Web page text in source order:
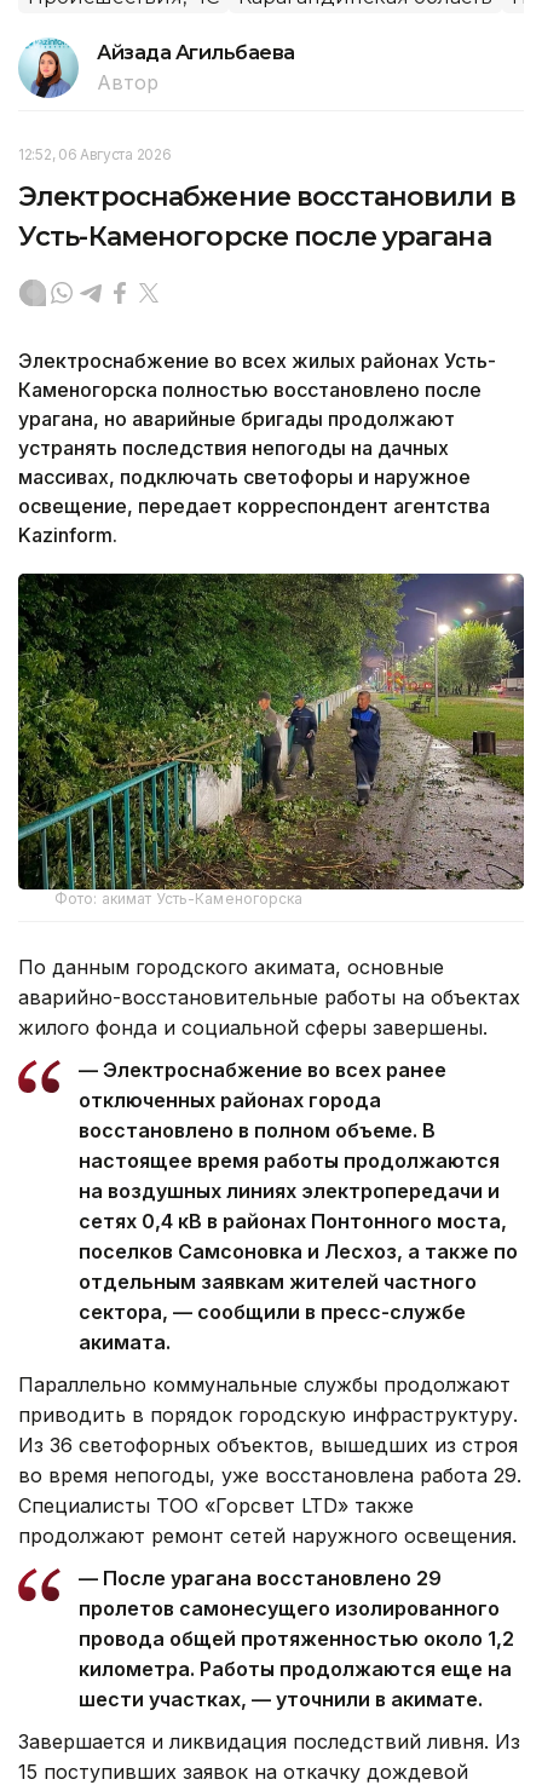
Айзада Агильбаева
Автор
12:52, 06 Августа 2026
Электроснабжение восстановили в
Усть-Каменогорске после урагана
Электроснабжение во всех жилых районах Усть-
Каменогорска полностью восстановлено после
урагана, но аварийные бригады продолжают
устранять последствия непогоды на дачных
массивах, подключать светофоры и наружное
освещение, передает корреспондент агентства
Kazinform.
Фото: акимат Усть-Каменогорска
По данным городского акимата, основные
аварийно-восстановительные работы на объектах
жилого фонда и социальной сферы завершены.
— Электроснабжение во всех ранее
отключенных районах города
восстановлено в полном объеме. В
настоящее время работы продолжаются
на воздушных линиях электропередачи и
сетях 0,4 кВ в районах Понтонного моста,
поселков Самсоновка и Лесхоз, а также по
отдельным заявкам жителей частного
сектора, — сообщили в пресс-службе
акимата.
Параллельно коммунальные службы продолжают
приводить в порядок городскую инфраструктуру.
Из 36 светофорных объектов, вышедших из строя
во время непогоды, уже восстановлена работа 29.
Специалисты ТОО «Горсвет LTD» также
продолжают ремонт сетей наружного освещения.
— После урагана восстановлено 29
пролетов самонесущего изолированного
провода общей протяженностью около 1,2
километра. Работы продолжаются еще на
шести участках, — уточнили в акимате.
Завершается и ликвидация последствий ливня. Из
15 поступивших заявок на откачку дождевой